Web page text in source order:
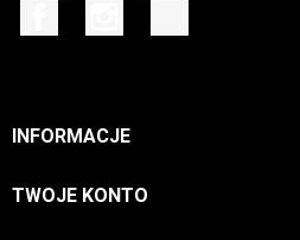
INFORMACJE
TWOJE KONTO